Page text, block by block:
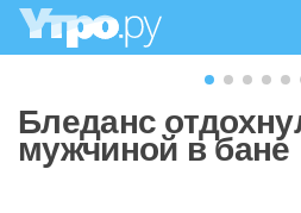
Бледанс
мужчиной в бане